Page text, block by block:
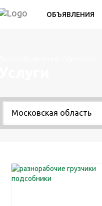
ОБЪЯВЛЕНИЯ